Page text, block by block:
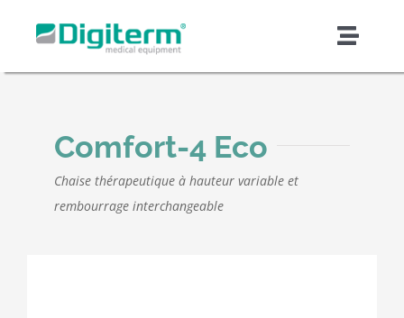
Produits et solutions
Soutien et services
Comfort-4 Eco
Chaise thérapeutique à hauteur variable et
rembourrage interchangeable